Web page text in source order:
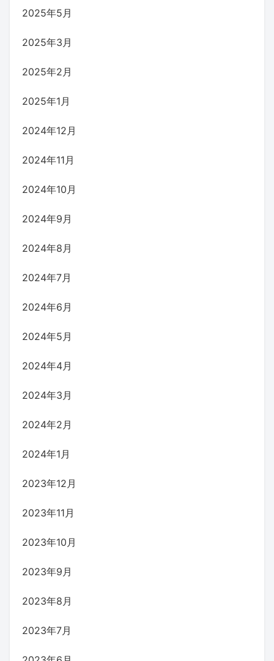
2025年5月
2025年3月
2025年2月
2025年1月
2024年12月
2024年11月
2024年10月
2024年9月
2024年8月
2024年7月
2024年6月
2024年5月
2024年4月
2024年3月
2024年2月
2024年1月
2023年12月
2023年11月
2023年10月
2023年9月
2023年8月
2023年7月